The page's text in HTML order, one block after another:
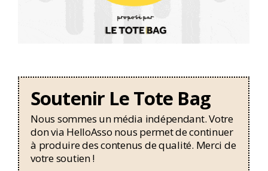
Soutenir Le Tote Bag
Nous sommes un média indépendant. Votre
don via HelloAsso nous permet de continuer
à produire des contenus de qualité. Merci de
votre soutien !